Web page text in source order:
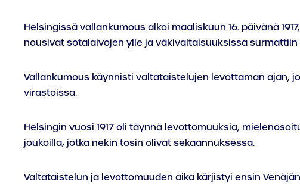
Helsingissä vallankumous alkoi maaliskuun 16. päivänä
nousivat sotalaivojen ylle ja väkivaltaisuuksissa
Vallankumous käynnisti valtataistelujen levottaman ajan,
virastoissa.
Helsingin vuosi 1917 oli täynnä levottomuuksia,
joukoilla, jotka nekin tosin olivat sekaannuksessa.
Valtataistelun ja levottomuuden aika kärjistyi ensin